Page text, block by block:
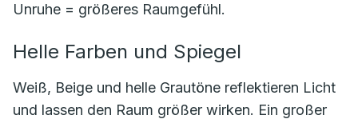
Unruhe = größeres Raumgefühl.
Helle Farben und Spiegel
Weiß, Beige und helle Grautöne reflektieren Licht
und lassen den Raum größer wirken. Ein großer